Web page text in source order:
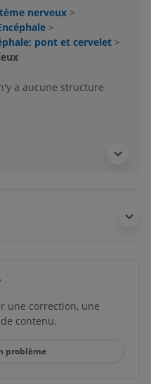
nerveux >
>
pont et cervelet >
a aucune structure
une correction, une
contenu.
problème